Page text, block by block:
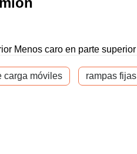
Menos caro en parte superior
carga móviles rampas fijas